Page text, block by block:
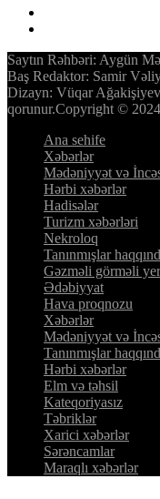
Saytın Rəhbəri: Aygün
Baş Redaktor: Samir
Dizayn: Vüqar
qorunur.Copyright © 2024
Ana sehife
Xəbərlər
Mədəniyyət və
Hərbi xəbərlər
Hadisələr
Turizm xəbərləri
Nekroloq
Tanınmışlar
Gəzməli görməli
Ədəbiyyat
Hava proqnozu
Xəbərlər
Mədəniyyət və
Tanınmışlar
Hərbi xəbərlər
Elm və təhsil
Kateqoriyasız
Təbriklər
Xarici xəbərlər
Sərəncamlar
Maraqlı xəbərlər